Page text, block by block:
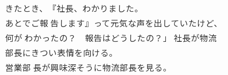
きたとき、『社長、わかりました。
あとでご報 告します』って元気な声を出していたけど、
何が わかったの？ 報告はどうしたの？」 社長が物流
部長にきつい表情を向ける。
営業部 長が興味深そうに物流部長を見る。